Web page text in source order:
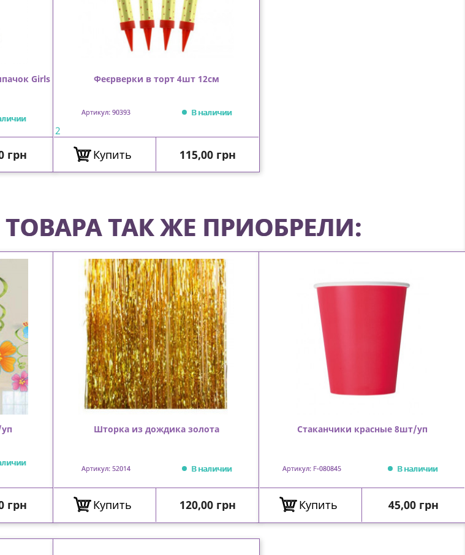
Girls
грн
Феєрверки в торт 4шт 12см
Артикул: 90393 В наличии
2
Купить Цена
115,00 грн
ТАК ЖЕ ПРИОБРЕЛИ:
грн
Шторка из дождика золота
Артикул: 52014 В наличии
Купить Цена
120,00 грн
Стаканчики красные 8шт/уп
Артикул: F-080845 В наличии
Купить Цена
45,00 грн